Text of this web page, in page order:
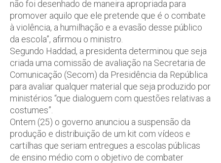
não foi desenhado de maneira apropriada para
promover aquilo que ele pretende que é o combate
à violência, a humilhação e a evasão desse público
da escola”, afirmou o ministro.
Segundo Haddad, a presidenta determinou que seja
criada uma comissão de avaliação na Secretaria de
Comunicação (Secom) da Presidência da República
para avaliar qualquer material que seja produzido por
ministérios “que dialoguem com questões relativas a
costumes”.
Ontem (25) o governo anunciou a suspensão da
produção e distribuição de um kit com vídeos e
cartilhas que seriam entregues a escolas públicas
de ensino médio com o objetivo de combater